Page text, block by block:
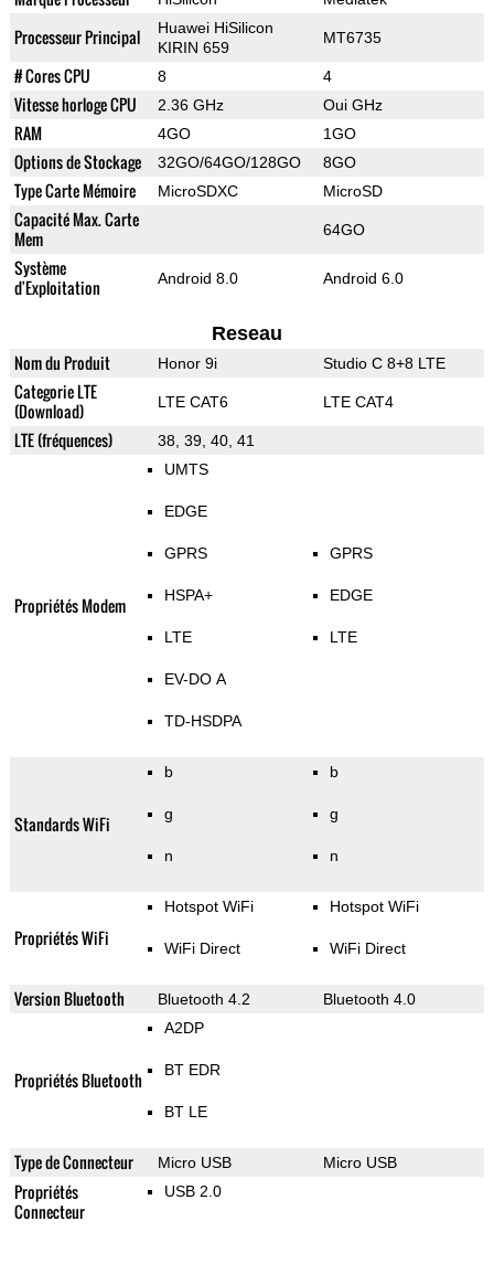
Processeur Principal
Huawei HiSilicon
KIRIN 659
MT6735
# Cores CPU 8 4
Vitesse horloge CPU 2.36 GHz Oui GHz
RAM 4GO 1GO
Options de Stockage 32GO/64GO/128GO 8GO
Type Carte Mémoire MicroSDXC MicroSD
Capacité Max. Carte
Mem
64GO
Système
d'Exploitation
Android 8.0 Android 6.0
Reseau
Nom du Produit Honor 9i Studio C 8+8 LTE
Categorie LTE
(Download)
LTE CAT6 LTE CAT4
LTE (fréquences) 38, 39, 40, 41
Propriétés Modem
UMTS
EDGE
GPRS
HSPA+
LTE
EV-DO A
TD-HSDPA
GPRS
EDGE
LTE
Standards WiFi
b
g
n
b
g
n
Propriétés WiFi
Hotspot WiFi
WiFi Direct
Hotspot WiFi
WiFi Direct
Version Bluetooth Bluetooth 4.2 Bluetooth 4.0
Propriétés Bluetooth
A2DP
BT EDR
BT LE
Type de Connecteur Micro USB Micro USB
Propriétés
Connecteur
USB 2.0